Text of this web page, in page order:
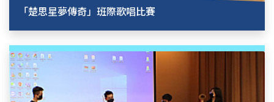
「楚思星夢傳奇」班際歌唱比賽